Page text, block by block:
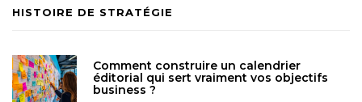
HISTOIRE DE STRATÉGIE
Comment construire un calendrier
éditorial qui sert vraiment vos objectifs
business ?